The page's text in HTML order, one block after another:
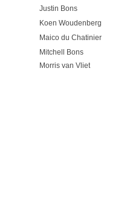
Justin Bons
Koen Woudenberg
Maico du Chatinier
Mitchell Bons
Morris van Vliet